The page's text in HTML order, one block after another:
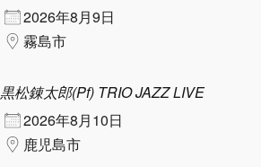
2026年8月9日
霧島市
黒松錬太郎(Pf) TRIO JAZZ LIVE
2026年8月10日
鹿児島市